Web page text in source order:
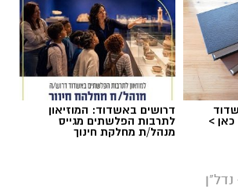
>
דרושים באשדוד: המוזיאון
לתרבות הפלשתים מגייס
מנהל/ת מחלקת חינוך
נדל"ן